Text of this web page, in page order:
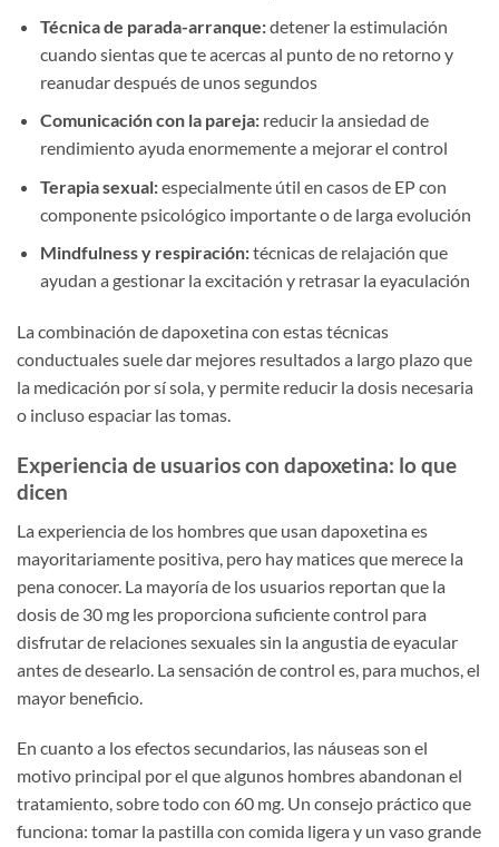
Técnica de parada-arranque:detener la estimulación
cuando sientas que te acercas al punto de no retorno y
reanudar después de unos segundos
Comunicación con la pareja:reducir la ansiedad de
rendimiento ayuda enormemente a mejorar el control
Terapia sexual:especialmente útil en casos de EP con
componente psicológico importante o de larga evolución
Mindfulness y respiración:técnicas de relajación que
ayudan a gestionar la excitación y retrasar la eyaculación
La combinación de dapoxetina con estas técnicas
conductuales suele dar mejores resultados a largo plazo que
la medicación por sí sola, y permite reducir la dosis necesaria
o incluso espaciar las tomas.
Experiencia de usuarios con dapoxetina: lo que
dicen
La experiencia de los hombres que usan dapoxetina es
mayoritariamente positiva, pero hay matices que merece la
pena conocer. La mayoría de los usuarios reportan que la
dosis de 30 mg les proporciona suficiente control para
disfrutar de relaciones sexuales sin la angustia de eyacular
antes de desearlo. La sensación de control es, para muchos, el
mayor beneficio.
En cuanto a los efectos secundarios, las náuseas son el
motivo principal por el que algunos hombres abandonan el
tratamiento, sobre todo con 60 mg. Un consejo práctico que
funciona: tomar la pastilla con comida ligera y un vaso grande